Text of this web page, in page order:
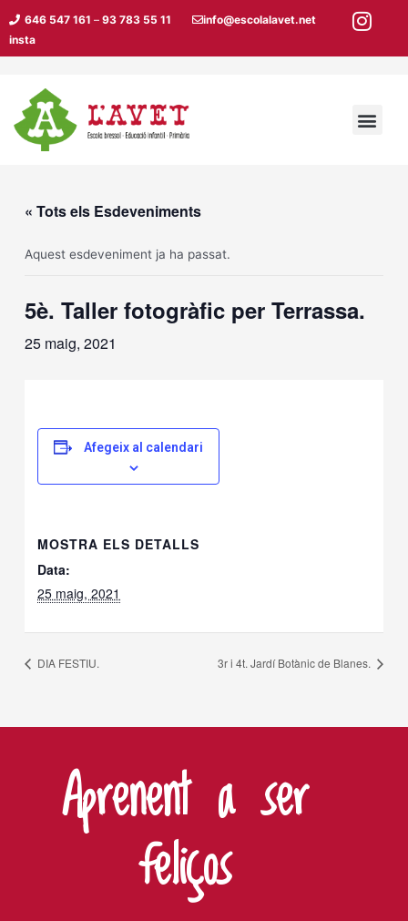
contingut
646 547 161 – 93 783 55 11
info@escolalavet.net
insta
« Tots els Esdeveniments
Aquest esdeveniment ja ha passat.
5è. Taller fotogràfic per Terrassa.
25 maig, 2021
Afegeix al calendari
MOSTRA ELS DETALLS
Data:
25 maig, 2021
DIA FESTIU. 3r i 4t. Jardí Botànic de Blanes.
Aprenent a ser
feliços